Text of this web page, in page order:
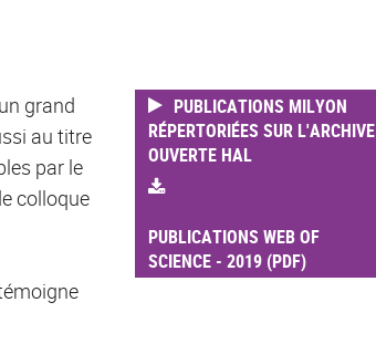
grand
au titre
par le
colloque
PUBLICATIONS MILYON
RÉPERTORIÉES SUR L'ARCHIVE
OUVERTE HAL
PUBLICATIONS WEB OF
SCIENCE - 2019 (PDF)